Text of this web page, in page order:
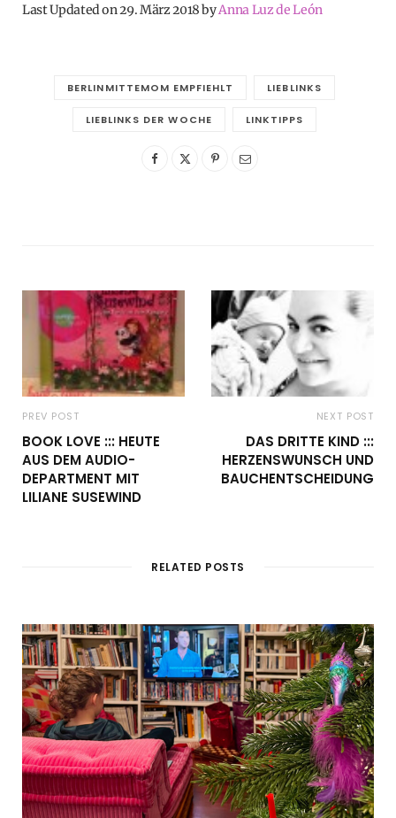
Last Updated on 29. März 2018 byAnna Luz de León
BERLINMITTEMOM EMPFIEHLT LIEBLINKS
LIEBLINKS DER WOCHE LINKTIPPS
PREV POST
BOOK LOVE ::: HEUTE
AUS DEM AUDIO-
DEPARTMENT MIT
LILIANE SUSEWIND
NEXT POST
DAS DRITTE KIND :::
HERZENSWUNSCH UND
BAUCHENTSCHEIDUNG
RELATED POSTS